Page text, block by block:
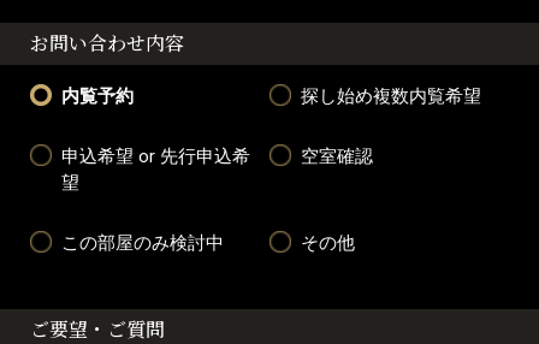
お問い合わせ内容
内覧予約 探し始め複数内覧希望
申込希望 or 先行申込希
望
空室確認
この部屋のみ検討中 その他
ご要望・ご質問